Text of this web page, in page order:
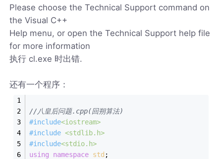
Please choose the Technical Support command on
the Visual C++
Help menu, or open the Technical Support help file
for more information
执行 cl.exe 时出错.
还有一个程序：
//八皇后问题.cpp(回朔算法)
#include<iostream>
#include <stdlib.h>
#include<stdio.h>
using
namespace std ;